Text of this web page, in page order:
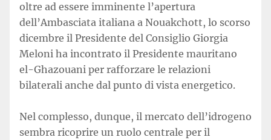
oltre ad essere imminente l’apertura
dell’Ambasciata italiana a Nouakchott, lo scorso
dicembre il Presidente del Consiglio Giorgia
Meloni ha incontrato il Presidente mauritano
el-Ghazouani per rafforzare le relazioni
bilaterali anche dal punto di vista energetico.
Nel complesso, dunque, il mercato dell’idrogeno
sembra ricoprire un ruolo centrale per il